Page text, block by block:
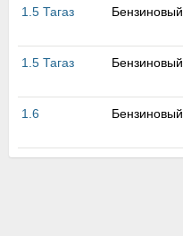
1.5 Тагаз Бензиновый
1.5 Тагаз Бензиновый
1.6 Бензиновый